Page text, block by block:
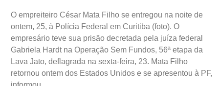
O empreiteiro César Mata Filho se entregou na noite de
ontem, 25, à Polícia Federal em Curitiba (foto). O
empresário teve sua prisão decretada pela juíza federal
Gabriela Hardt na Operação Sem Fundos, 56ª etapa da
Lava Jato, deflagrada na sexta-feira, 23. Mata Filho
retornou ontem dos Estados Unidos e se apresentou à PF,